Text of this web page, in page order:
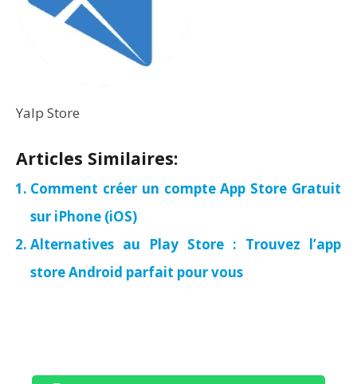
Yalp Store
Articles Similaires:
Comment créer un compte App Store Gratuit
sur iPhone (iOS)
Alternatives au Play Store : Trouvez l’app
store Android parfait pour vous